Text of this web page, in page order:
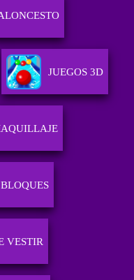
JUEGOS 3D
VESTIR